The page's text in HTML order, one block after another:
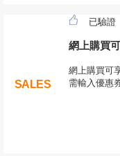
SALES
已驗證
網上購買
網上購買可
需輸入優惠